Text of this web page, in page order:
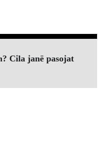
Cila janë pasojat